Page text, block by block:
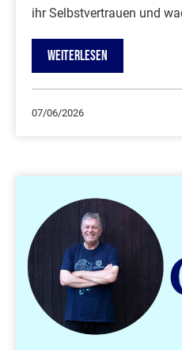
ihr Selbstvertrauen und
WEITERLESEN
07/06/2026